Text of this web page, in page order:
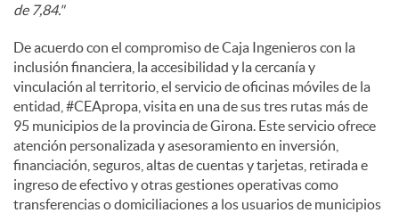
de 7,84."
De acuerdo con el compromiso de Caja Ingenieros con la
inclusión financiera, la accesibilidad y la cercanía y
vinculación al territorio, el servicio de oficinas móviles de la
entidad, #CEApropa, visita en una de sus tres rutas más de
95 municipios de la provincia de Girona. Este servicio ofrece
atención personalizada y asesoramiento en inversión,
financiación, seguros, altas de cuentas y tarjetas, retirada e
ingreso de efectivo y otras gestiones operativas como
transferencias o domiciliaciones a los usuarios de municipios